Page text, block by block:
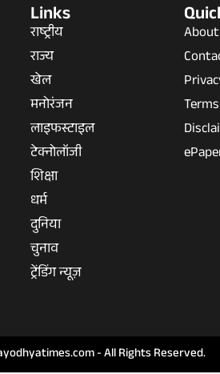
Links
राष्ट्रीय
राज्य
खेल
मनोरंजन
लाइफस्टाइल
टेक्नोलॉजी
शिक्षा
धर्म
दुनिया
चुनाव
ट्रेंडिंग न्यूज़
- All Rights Reserved.